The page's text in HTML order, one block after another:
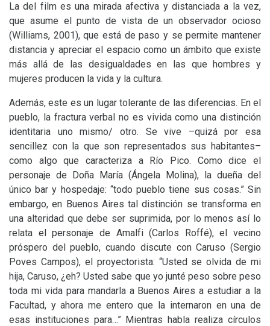
La del film es una mirada afectiva y distanciada a la vez,
que asume el punto de vista de un observador ocioso
(Williams, 2001), que está de paso y se permite mantener
distancia y apreciar el espacio como un ámbito que existe
más allá de las desigualdades en las que hombres y
mujeres producen la vida y la cultura.
Además, este es un lugar tolerante de las diferencias. En el
pueblo, la fractura verbal no es vivida como una distinción
identitaria uno mismo/ otro. Se vive –quizá por esa
sencillez con la que son representados sus habitantes–
como algo que caracteriza a Río Pico. Como dice el
personaje de Doña María (Ángela Molina), la dueña del
único bar y hospedaje: “todo pueblo tiene sus cosas.” Sin
embargo, en Buenos Aires tal distinción se transforma en
una alteridad que debe ser suprimida, por lo menos así lo
relata el personaje de Amalfi (Carlos Roffé), el vecino
próspero del pueblo, cuando discute con Caruso (Sergio
Poves Campos), el proyectorista: “Usted se olvida de mi
hija, Caruso, ¿eh? Usted sabe que yo junté peso sobre peso
toda mi vida para mandarla a Buenos Aires a estudiar a la
Facultad, y ahora me entero que la internaron en una de
esas instituciones para…” Mientras habla realiza círculos